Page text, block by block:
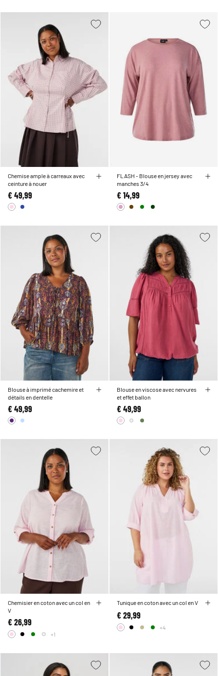
Chemise ample à carreaux avec
ceinture à nouer
€ 49,99
FLASH - Blouse en jersey avec
manches 3/4
€ 14,99
Blouse à imprimé cachemire et
détails en dentelle
€ 49,99
Blouse en viscose avec nervures
et effet ballon
€ 49,99
Chemisier en coton avec un col en
V
€ 26,99
+1
Tunique en coton avec un col en V
€ 29,99
+4